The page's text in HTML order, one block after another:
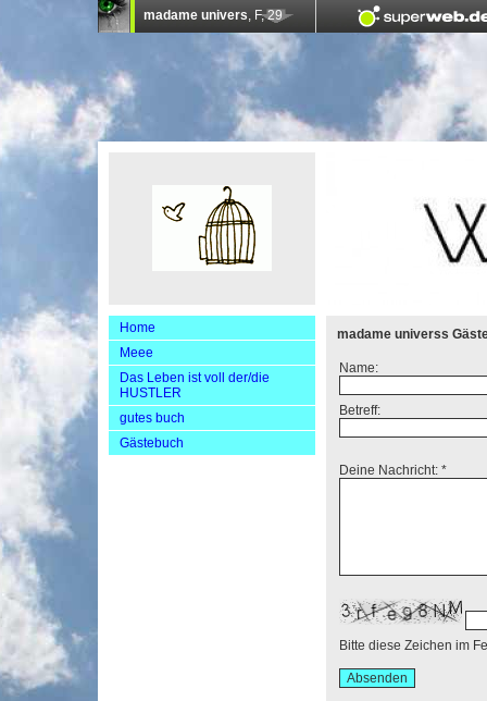
Home
Meee
Das Leben ist voll der/die
HUSTLER
gutes buch
Gästebuch
madame universs
Name:
Betreff:
Deine Nachricht: *
Bitte diese Zeichen im